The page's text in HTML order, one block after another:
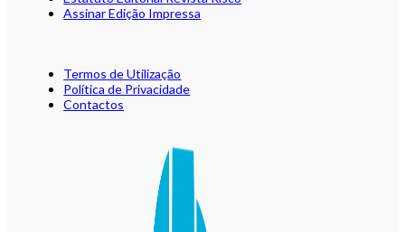
Assinar Edição Impressa
Termos de Utilização
Política de Privacidade
Contactos